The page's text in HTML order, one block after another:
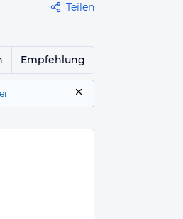
Teilen
Empfehlung